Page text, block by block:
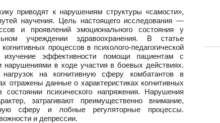
приводят к нарушениям структуры «самости»,
научения. Цель настоящего исследования —
и проявлений эмоционального состояния у
учреждении здравоохранения. В статье
процессов в психолого-педагогической
изучение эффективности помощи пациентам с
нарушениями в ходе участия в боевых действиях.
на когнитивную сферу комбатантов в
отражены данные о характеристиках когнитивных
психического напряжения. Нарушения
затрагивают преимущественно внимание,
сферу и лобные регуляторные процессы.
и депрессии.